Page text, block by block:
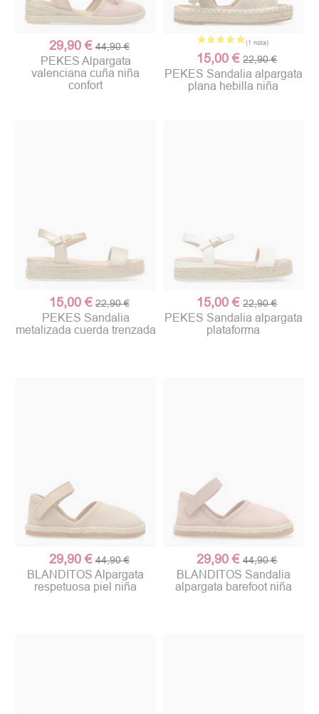
29,90 € 44,90 €
PEKES Alpargata
valenciana cuña niña
confort
15,00 € 22,90 €
PEKES Sandalia alpargata
plana hebilla niña
15,00 € 22,90 €
PEKES Sandalia
metalizada cuerda trenzada
15,00 € 22,90 €
PEKES Sandalia alpargata
plataforma
29,90 € 44,90 €
BLANDITOS Alpargata
respetuosa piel niña
29,90 € 44,90 €
BLANDITOS Sandalia
alpargata barefoot niña